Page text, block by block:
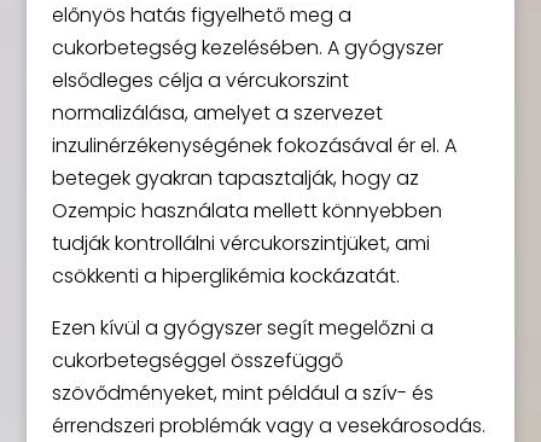
előnyös hatás figyelhető meg a
cukorbetegség kezelésében. A gyógyszer
elsődleges célja a vércukorszint
normalizálása, amelyet a szervezet
inzulinérzékenységének fokozásával ér el. A
betegek gyakran tapasztalják, hogy az
Ozempic használata mellett könnyebben
tudják kontrollálni vércukorszintjüket, ami
csökkenti a hiperglikémia kockázatát.
Ezen kívül a gyógyszer segít megelőzni a
cukorbetegséggel összefüggő
szövődményeket, mint például a szív- és
érrendszeri problémák vagy a vesekárosodás.